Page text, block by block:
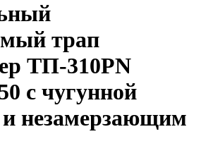
трап
ТП-310PN
с чугунной
незамерзающим